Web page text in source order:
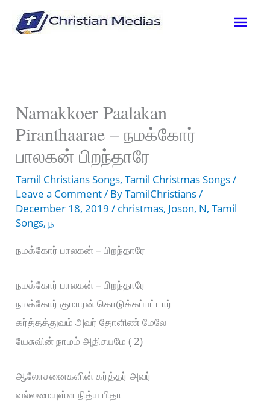
Namakkoer Paalakan
Piranthaarae – நமக்கோர்
பாலகன் பிறந்தாரே
Tamil Christians Songs,Tamil Christmas Songs/
Leave a Comment/ ByTamilChristians/
December 18, 2019/ christmas, Joson, N,Tamil
Songs,ந
நமக்கோர் பாலகன் – பிறந்தாரே
நமக்கோர் பாலகன் – பிறந்தாரே
நமக்கோர் குமாரன் கொடுக்கப்பட்டார்
கர்த்தத்துவம் அவர் தோளிண் மேலே
யேசுவின் நாமம் அதிசயமே ( 2)
ஆலோசனைகளின் கர்த்தர் அவர்
வல்லமையுள்ள நித்ய பிதா